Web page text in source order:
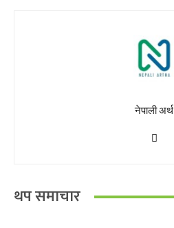
नेपाली अर्थ
थप समाचार